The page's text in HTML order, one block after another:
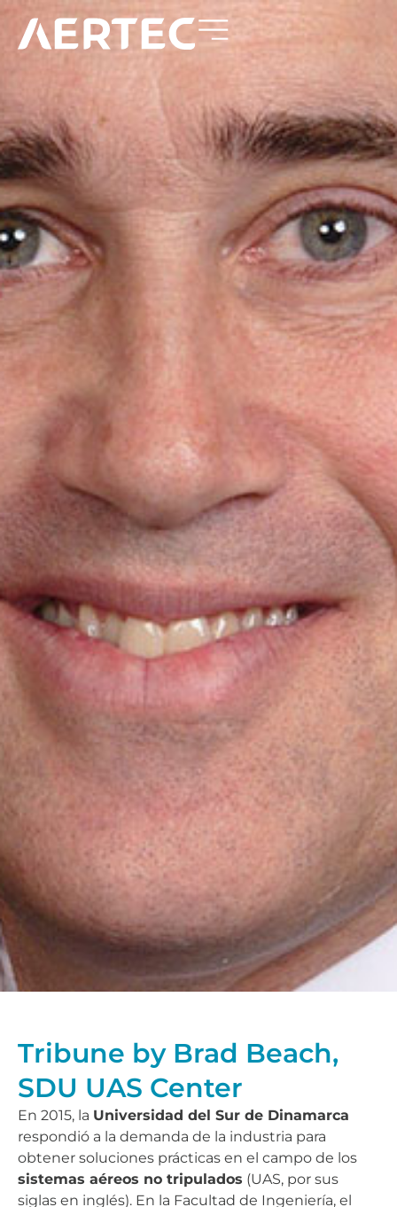
Tribune by Brad Beach,
SDU UAS Center
En 2015, la Universidad del Sur de Dinamarca
respondió a la demanda de la industria para
obtener soluciones prácticas en el campo de los
sistemas aéreos no tripulados (UAS, por sus
siglas en inglés). En la Facultad de Ingeniería, el